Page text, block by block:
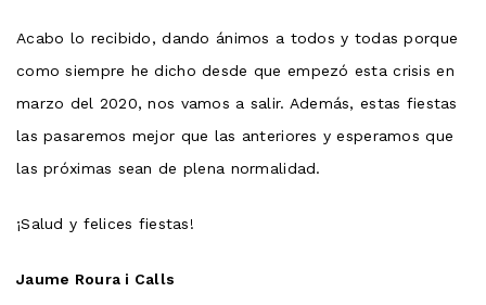
Acabo lo recibido, dando ánimos a todos y todas porque
como siempre he dicho desde que empezó esta crisis en
marzo del 2020, nos vamos a salir. Además, estas fiestas
las pasaremos mejor que las anteriores y esperamos que
las próximas sean de plena normalidad.
¡Salud y felices fiestas!
Jaume Roura i Calls